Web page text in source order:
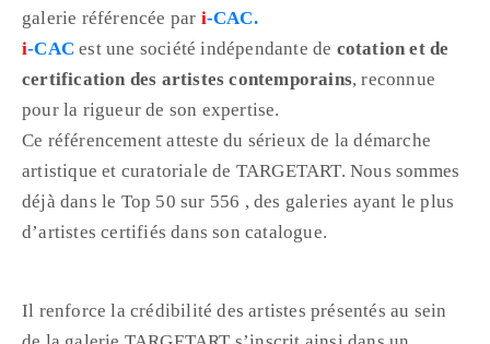
galerie référencée par i-CAC.
i-CAC est une société indépendante de cotation et de
certification des artistes contemporains, reconnue
pour la rigueur de son expertise.
Ce référencement atteste du sérieux de la démarche
artistique et curatoriale de TARGETART. Nous sommes
déjà dans le Top 50 sur 556 , des galeries ayant le plus
d’artistes certifiés dans son catalogue.
Il renforce la crédibilité des artistes présentés au sein